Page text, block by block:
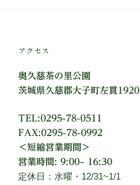
アクセス
奥久慈茶の里公園
茨城県久慈郡大子町左貫1920
TEL:0295-78-0511
FAX:0295-78-0992
＜短縮営業期間＞
営業時間: 9:00– 16:30
定休日：水曜・12/31~1/1